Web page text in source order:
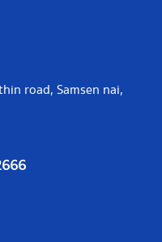
road, Samsen nai,